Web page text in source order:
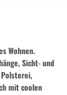
Wohnen.
Sicht- und
Polsterei,
mit coolen